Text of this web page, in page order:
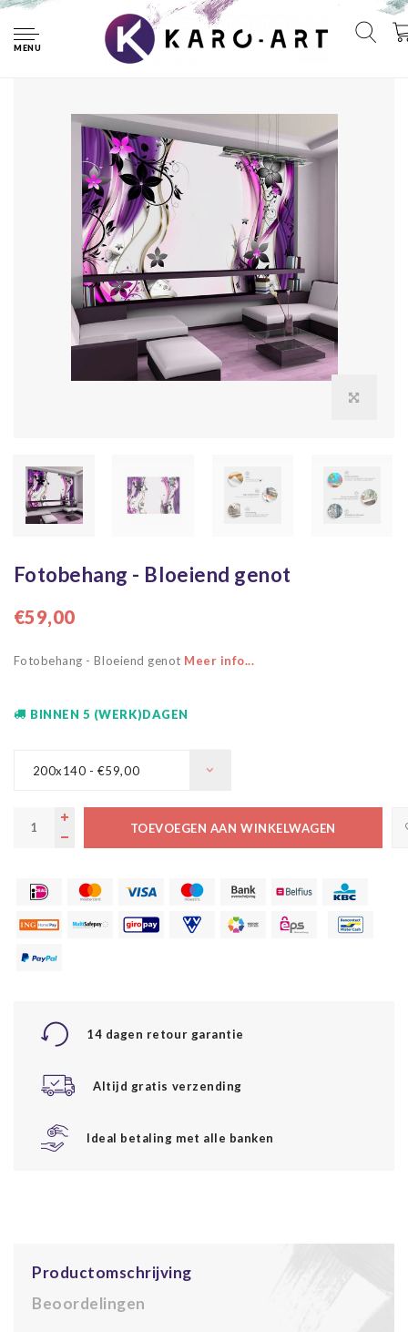
MENU
Fotobehang - Bloeiend genot
Fotobehang - Bloeiend genot
€59,00
Fotobehang - Bloeiend genot Meer info...
BINNEN 5 (WERK)DAGEN
200x140 - €59,00
TOEVOEGEN AAN WINKELWAGEN
14 dagen retour garantie
Altijd gratis verzending
Ideal betaling met alle banken
Productomschrijving
Beoordelingen